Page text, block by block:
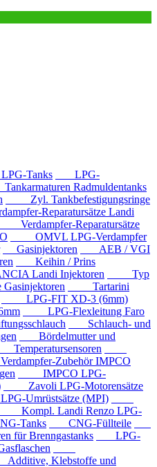
Tanks
LPG-
Radmuldentanks
Zyl. Tankbefestigungsringe
Reparatursätze Landi
Verdampfer-Reparatursätze
OMVL LPG-Verdampfer
Gasinjektoren
AEB / VGI
Keihin / Prins
Landi Injektoren
Typ
Tartarini
LPG-FIT XD-3 (6mm)
LPG-Flexleitung Faro
Schlauch- und
Bördelmutter und
Zubehör IMPCO
IMPCO LPG-
Zavoli LPG-Motorensätze
Umrüstsätze (MPI)
Kompl. Landi Renzo LPG-
Tanks
CNG-Füllteile
Brenngastanks
LPG-
Additive, Klebstoffe und